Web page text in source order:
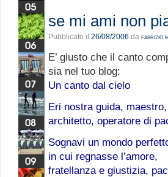
se mi ami non
Pubblicato il 26/08/2006 da fabrizio
E’ giusto che il canto
sia nel tuo blog:
Un canto dal cielo
Eri nostra guida,
architetto, operatore di
Sognavi un mondo
in cui regnasse l’amore,
fratellanza e giustizia,